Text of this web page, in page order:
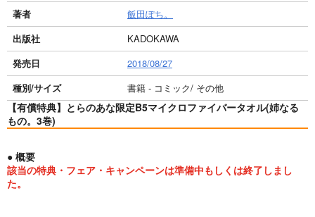
著者
飯田ぽち。
出版社
KADOKAWA
発売日
2018/08/27
種別/サイズ
書籍 - コミック/ その他
【有償特典】とらのあな限定B5マイクロファイバータオル(姉なる
もの。3巻)
● 概要
該当の特典・フェア・キャンペーンは準備中もしくは終了しまし
た。